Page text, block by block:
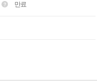
만료